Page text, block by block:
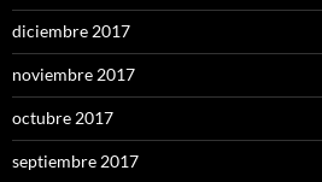
diciembre 2017
noviembre 2017
octubre 2017
septiembre 2017